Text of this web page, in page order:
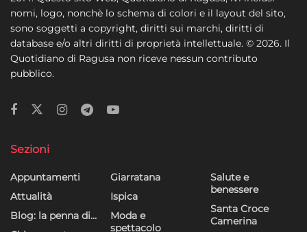
nomi, logo, nonchè lo schema di colori e il layout del sito,
sono soggetti a copyright, diritti sui marchi, diritti di
database e/o altri diritti di proprietà intellettuale. © 2026. Il
Quotidiano di Ragusa non riceve nessun contributo
pubblico.
Sezioni
Appuntamenti
Attualità
Blog: la penna di…
Giarratana
Ispica
Moda e
spettacolo
Salute e
benessere
Santa Croce
Camerina